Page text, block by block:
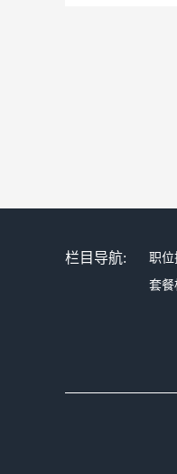
栏目导航: 职位
套餐